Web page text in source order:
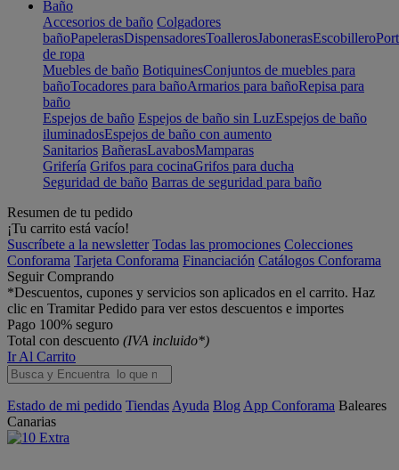
Baño
Accesorios de baño Colgadores
bañoPapelerasDispensadoresToallerosJabonerasEscobillero
de ropa
Muebles de baño BotiquinesConjuntos de muebles para
bañoTocadores para bañoArmarios para bañoRepisa para
baño
Espejos de baño Espejos de baño sin LuzEspejos de baño
iluminadosEspejos de baño con aumento
Sanitarios BañerasLavabosMamparas
Grifería Grifos para cocinaGrifos para ducha
Seguridad de baño Barras de seguridad para baño
Resumen de tu pedido
¡Tu carrito está vacío!
Suscríbete a la newsletter Todas las promociones Colecciones
Conforama Tarjeta Conforama Financiación Catálogos Conforama
Seguir Comprando
*Descuentos, cupones y servicios son aplicados en el carrito. Haz
clic en Tramitar Pedido para ver estos descuentos e importes
Pago 100% seguro
Total con descuento (IVA incluido*)
Ir Al Carrito
Estado de mi pedido Tiendas Ayuda Blog App Conforama Baleares
Canarias